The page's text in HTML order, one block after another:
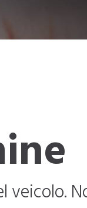
veicolo.